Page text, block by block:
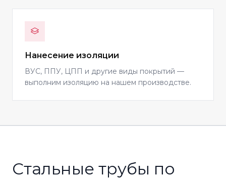
Нанесение изоляции
ВУС, ППУ, ЦПП и другие виды покрытий —
выполним изоляцию на нашем производстве.
Стальные трубы по